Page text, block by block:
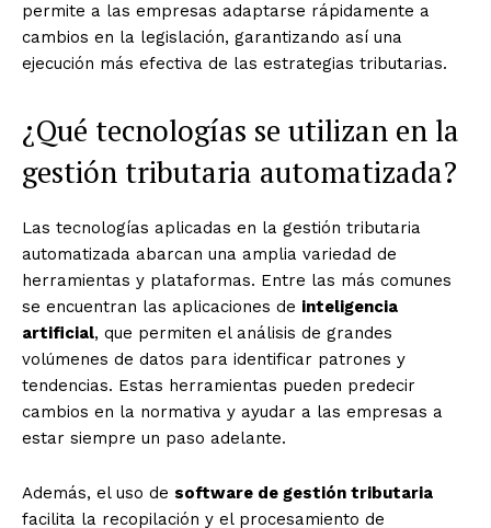
permite a las empresas adaptarse rápidamente a
cambios en la legislación, garantizando así una
ejecución más efectiva de las estrategias tributarias.
¿Qué tecnologías se utilizan en la
gestión tributaria automatizada?
Las tecnologías aplicadas en la gestión tributaria
automatizada abarcan una amplia variedad de
herramientas y plataformas. Entre las más comunes
se encuentran las aplicaciones de inteligencia
artificial, que permiten el análisis de grandes
volúmenes de datos para identificar patrones y
tendencias. Estas herramientas pueden predecir
cambios en la normativa y ayudar a las empresas a
estar siempre un paso adelante.
Además, el uso de software de gestión tributaria
facilita la recopilación y el procesamiento de